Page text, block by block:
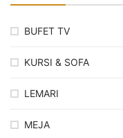
BUFET TV
KURSI & SOFA
LEMARI
MEJA